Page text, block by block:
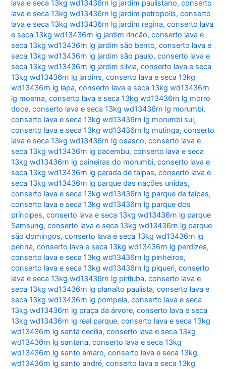
lava e seca 13kg wd13436rn lg jardim paulistano,conserto
lava e seca 13kg wd13436rn lg jardim petropolis,conserto
lava e seca 13kg wd13436rn lg jardim regina,conserto lava
e seca 13kg wd13436rn lg jardim rincão,conserto lava e
seca 13kg wd13436rn lg jardim são bento,conserto lava e
seca 13kg wd13436rn lg jardim são paulo,conserto lava e
seca 13kg wd13436rn lg jardim silvia,conserto lava e seca
13kg wd13436rn lg jardins,conserto lava e seca 13kg
wd13436rn lg lapa,conserto lava e seca 13kg wd13436rn
lg moema,conserto lava e seca 13kg wd13436rn lg morro
doce,conserto lava e seca 13kg wd13436rn lg morumbi,
conserto lava e seca 13kg wd13436rn lg morumbi sul,
conserto lava e seca 13kg wd13436rn lg mutinga,conserto
lava e seca 13kg wd13436rn lg osasco,conserto lava e
seca 13kg wd13436rn lg pacembu,conserto lava e seca
13kg wd13436rn lg paineiras do morumbi,conserto lava e
seca 13kg wd13436rn lg parada de taipas,conserto lava e
seca 13kg wd13436rn lg parque das nações unidas,
conserto lava e seca 13kg wd13436rn lg parque de taipas,
conserto lava e seca 13kg wd13436rn lg parque dos
príncipes,conserto lava e seca 13kg wd13436rn lg parque
Samsung,conserto lava e seca 13kg wd13436rn lg parque
são domingos,conserto lava e seca 13kg wd13436rn lg
penha,conserto lava e seca 13kg wd13436rn lg perdizes,
conserto lava e seca 13kg wd13436rn lg pinheiros,
conserto lava e seca 13kg wd13436rn lg piqueri,conserto
lava e seca 13kg wd13436rn lg pirituba,conserto lava e
seca 13kg wd13436rn lg planalto paulista,conserto lava e
seca 13kg wd13436rn lg pompeia,conserto lava e seca
13kg wd13436rn lg praça da árvore,conserto lava e seca
13kg wd13436rn lg real parque,conserto lava e seca 13kg
wd13436rn lg santa cecília,conserto lava e seca 13kg
wd13436rn lg santana,conserto lava e seca 13kg
wd13436rn lg santo amaro,conserto lava e seca 13kg
wd13436rn lg santo andré,conserto lava e seca 13kg